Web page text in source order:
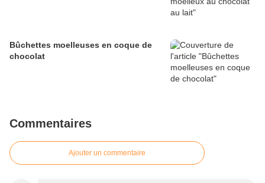
Bûchettes moelleuses en coque de
chocolat
Commentaires
Ajouter un commentaire